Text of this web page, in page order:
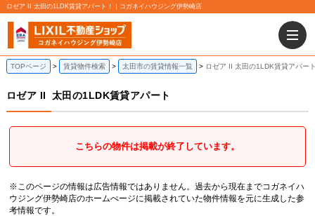
ロゼア II 太田の1LDK賃貸アパート！｜コガネイハウジング伊勢崎店
TOPページ 賃貸物件検索 太田市の賃貸情報一覧 ロゼア II 太田の1LDK賃貸アパー
ロゼア II 太田の1LDK賃貸アパート
こちらの物件は掲載が終了しています。
※このページの情報は広告情報ではありません。過去から現在までコガネイハ
ウジング伊勢崎店のホームぺージに掲載されていた物件情報を元に生成した参
考情報です。